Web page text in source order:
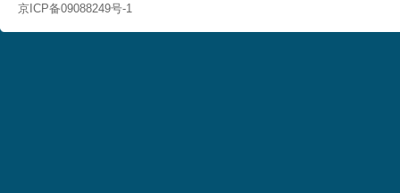
京ICP备09088249号-1